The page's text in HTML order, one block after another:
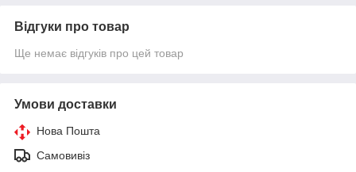
Відгуки про товар
Ще немає відгуків про цей товар
Умови доставки
Нова Пошта
Самовивіз